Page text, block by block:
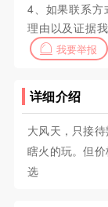
4、如果联系方
理由以及证据
我要举报
详细介绍
大风天，只接
瞎火的玩。但
选